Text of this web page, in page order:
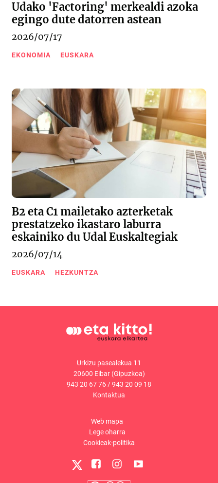
Udako 'Factoring' merkealdi azoka
egingo dute datorren astean
2026/07/17
EKONOMIA EUSKARA
B2 eta C1 mailetako azterketak
prestatzeko ikastaro laburra
eskainiko du Udal Euskaltegiak
2026/07/14
EUSKARA HEZKUNTZA
Urkizu pasealekua 11
20600 Eibar (Gipuzkoa)
943 20 67 76/943 20 09 18
Kontaktua
Web mapa
Lege oharra
Cookieak-politika